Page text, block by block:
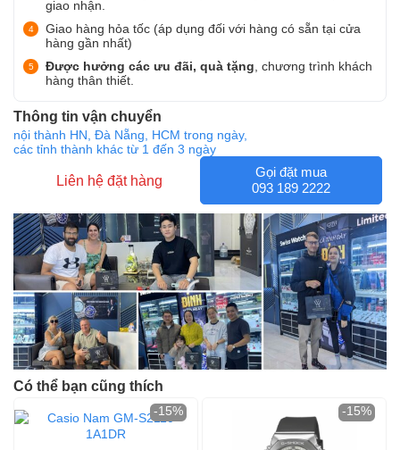
giao nhận.
Giao hàng hỏa tốc (áp dụng đối với hàng có sẵn tại cửa
hàng gần nhất)
Được hưởng các ưu đãi, quà tặng , chương trình khách
hàng thân thiết.
Thông tin vận chuyển
nội thành HN, Đà Nẵng, HCM trong ngày,
các tỉnh thành khác từ 1 đến 3 ngày
Liên hệ đặt hàng
Gọi đặt mua
093 189 2222
Có thể bạn cũng thích
-15% -15%